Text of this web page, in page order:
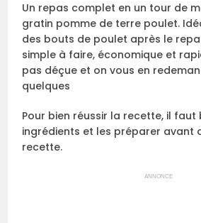
Un repas complet en un tour de
gratin pomme de terre poulet.
des bouts de poulet après le
simple à faire, économique et
pas déçue et on vous en
quelques
Pour bien réussir la recette, il faut
ingrédients et les préparer avant
recette.
ANNONCE